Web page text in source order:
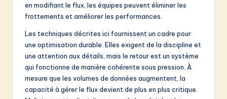
en modifiant le flux, les équipes peuvent éliminer les
frottements et améliorer les performances.
Les techniques décrites ici fournissent un cadre pour
une optimisation durable. Elles exigent de la discipline et
une attention aux détails, mais le retour est un système
qui fonctionne de manière cohérente sous pression. À
mesure que les volumes de données augmentent, la
capacité à gérer le flux devient de plus en plus critique.